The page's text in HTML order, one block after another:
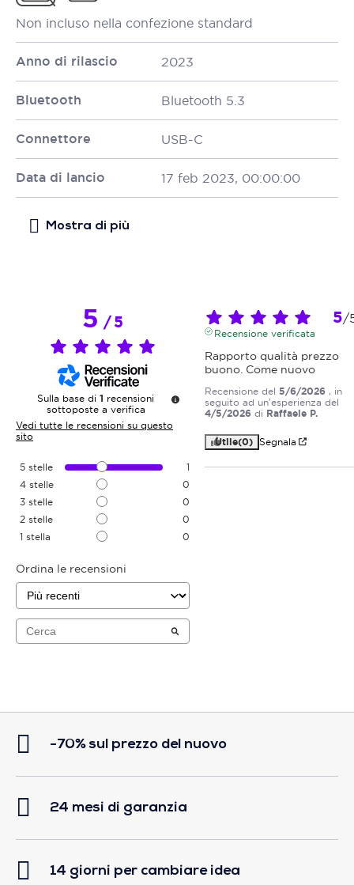
Non incluso nella confezione standard
Anno di rilascio 2023
Bluetooth Bluetooth 5.3
Connettore USB-C
Data di lancio 17 feb 2023, 00:00:00
5/5
Sulla base di 1 recensioni
sottoposte a verifica
Vedi tutte le recensioni su questo
sito
5 stelle
1
4 stelle
0
3 stelle
0
2 stelle
0
1 stella 0
Ordina le recensioni
5/
Recensione verificata
Rapporto qualità prezzo
buono. Come nuovo
Recensione del 5/6/2026 , in
seguito ad un'esperienza del
4/5/2026 di Raffaele P.
Utile(0) Segnala
-70% sul prezzo del nuovo
24 mesi di garanzia
14 giorni per cambiare idea